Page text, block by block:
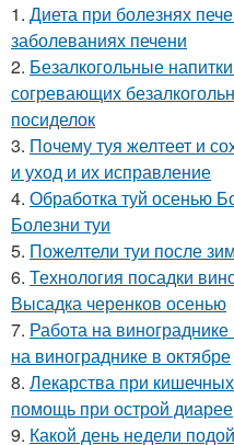
1. Диета при болезнях
заболеваниях печени
2. Безалкогольные
согревающих
посиделок
3. Почему туя желтеет и
и уход и их исправление
4. Обработка туй осенью
Болезни туи
5. Пожелтели туи после
6. Технология посадки
Высадка черенков осенью
7. Работа на
на винограднике в октябре
8. Лекарства при
помощь при острой диарее
9. Какой день недели